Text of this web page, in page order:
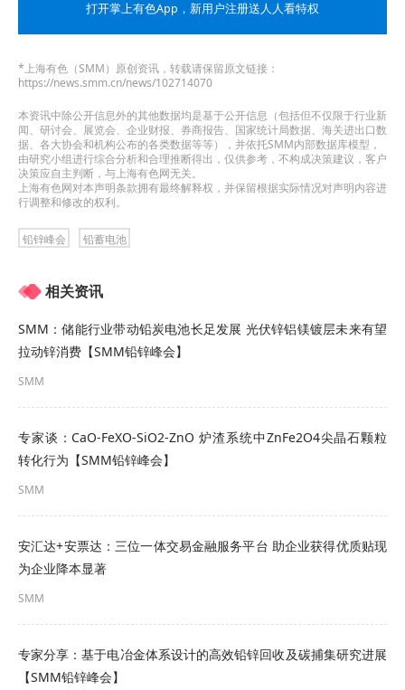
全球铅锌矿产资源量分布不均，中国、澳大利亚、
最为集中
铅矿资源概况
全球已探明铅储量7547万吨，中国、澳大利亚、俄
罗斯和墨西哥已探明储量超过全球50%。
全球铅矿资源储采比仅为17年，中国、印度、美
国、秘鲁储采比低于15年。
打开掌上有色App ，新用户注册送人人看特权
*上海有色（SMM）原创资讯，转载请保留原文链接：
https://news.smm.cn/news/102714070
本资讯中除公开信息外的其他数据均是基于公开信息（包括但不仅限于行业新
闻、研讨会、展览会、企业财报、券商报告、国家统计局数据、海关进出口数
据、各大协会和机构公布的各类数据等等），并依托SMM内部数据库模型，
由研究小组进行综合分析和合理推断得出，仅供参考，不构成决策建议，客户
决策应自主判断，与上海有色网无关。
上海有色网对本声明条款拥有最终解释权，并保留根据实际情况对声明内容进
行调整和修改的权利。
铅锌峰会 铅蓄电池
相关资讯
SMM：储能行业带动铅炭电池长足发展 光伏锌铝镁镀层未来有望
拉动锌消费【SMM铅锌峰会】
SMM
专家谈：CaO-FeXO-SiO2-ZnO 炉渣系统中ZnFe2O4尖晶石颗粒
转化行为【SMM铅锌峰会】
SMM
安汇达+安票达：三位一体交易金融服务平台 助企业获得优质贴现
为企业降本显著
SMM
专家分享：基于电冶金体系设计的高效铅锌回收及碳捕集研究进展
【SMM铅锌峰会】